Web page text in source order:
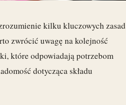
kilku kluczowych zasad
zwrócić uwagę na kolejność
które odpowiadają potrzebom
dotycząca składu